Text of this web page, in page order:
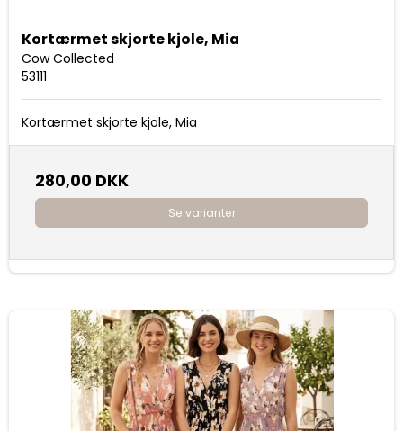
Kortærmet skjorte kjole, Mia
Cow Collected
53111
Kortærmet skjorte kjole, Mia
280,00 DKK
Se varianter